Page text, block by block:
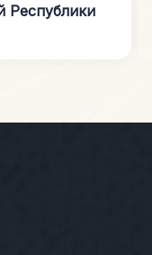
Республики